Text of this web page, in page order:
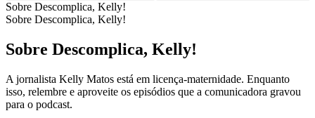
Sobre Descomplica, Kelly!
Sobre Descomplica, Kelly!
Sobre Descomplica, Kelly!
A jornalista Kelly Matos está em licença-maternidade. Enquanto
isso, relembre e aproveite os episódios que a comunicadora gravou
para o podcast.